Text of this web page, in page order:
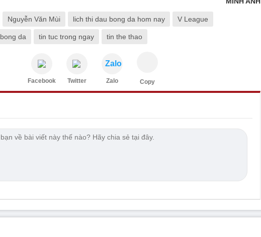
Nguyễn Văn Mùi lich thi dau bong da hom nay V League
bong da tin tuc trong ngay tin the thao
Facebook Twitter
Zalo
Zalo Copy